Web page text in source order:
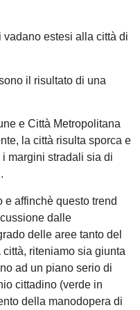
vadano estesi alla città di
il risultato di una
e Città Metropolitana
la città risulta sporca e
margini stradali sia di
affinchè questo trend
dalle
delle aree tanto del
riteniamo sia giunta
ad un piano serio di
cittadino (verde in
della manodopera di